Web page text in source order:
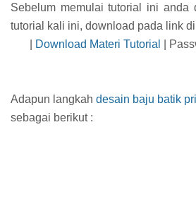
Sebelum memulai tutorial ini anda
tutorial kali ini, download pada link
Download Materi Tutorial |
Adapun langkah desain baju batik
sebagai berikut :